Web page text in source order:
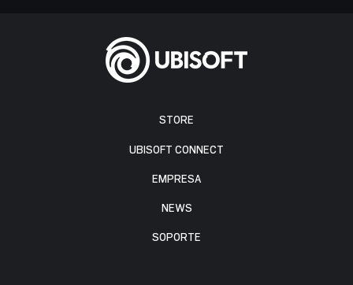
STORE
UBISOFT CONNECT
EMPRESA
NEWS
SOPORTE